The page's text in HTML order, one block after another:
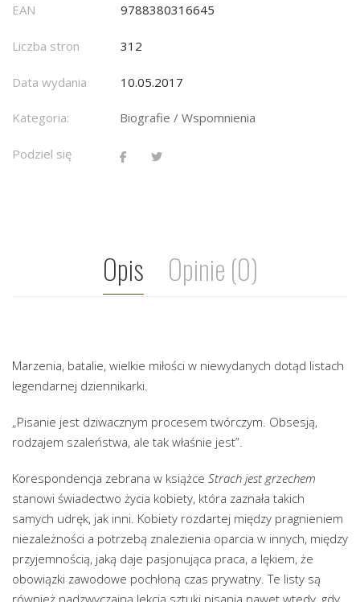
EAN 9788380316645
Liczba stron 312
Data wydania 10.05.2017
Kategoria: Biografie / Wspomnienia
Podziel się
Opis Opinie (0)
Marzenia, batalie, wielkie miłości w niewydanych dotąd listach
legendarnej dziennikarki.
„Pisanie jest dziwacznym procesem twórczym. Obsesją,
rodzajem szaleństwa, ale tak właśnie jest”.
Korespondencja zebrana w książce Strach jest grzechem
stanowi świadectwo życia kobiety, która zaznała takich
samych udręk, jak inni. Kobiety rozdartej między pragnieniem
niezależności a potrzebą znalezienia oparcia w innych, między
przyjemnością, jaką daje pasjonująca praca, a lękiem, że
obowiązki zawodowe pochłoną czas prywatny. Te listy są
również nadzwyczajną lekcją sztuki pisania nawet wtedy, gdy